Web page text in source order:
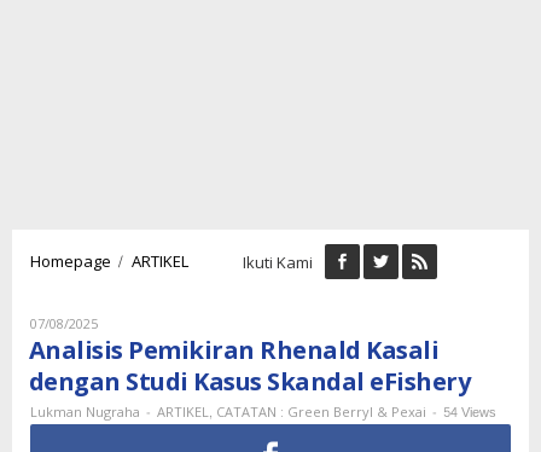
Homepage / ARTIKELAnalisis
dengan
Studi
Kasus
Skandal
eFishery
Ikuti Kami
07/08/2025Oleh
Lukman
Nugraha
Analisis Pemikiran Rhenald Kasali
dengan Studi Kasus Skandal eFishery
Lukman Nugraha - ARTIKEL, CATATAN : Green Berryl & Pexai - 54 Views